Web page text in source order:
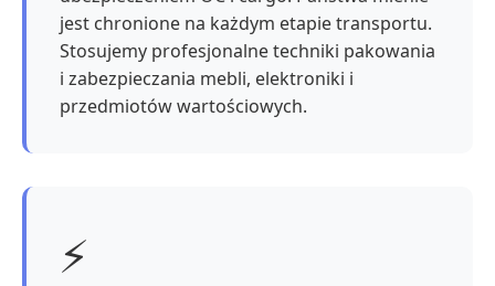
jest chronione na każdym etapie transportu.
Stosujemy profesjonalne techniki pakowania
i zabezpieczania mebli, elektroniki i
przedmiotów wartościowych.
⚡